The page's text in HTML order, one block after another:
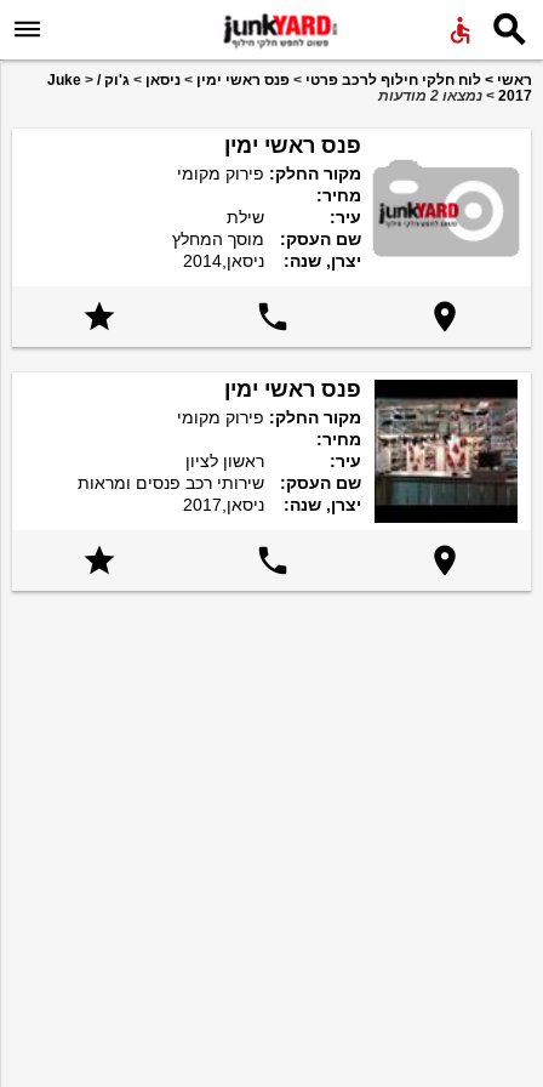
 
ראשי > לוח חלקי חילוף לרכב פרטי > פנס ראשי ימין > ניסאן > ג'וק / Juke >
2017
> נמצאו 2 מודעות
פנס ראשי ימין
מקור החלק: פירוק מקומי
מחיר:
עיר:
שילת
שם העסק:
מוסך המחלץ
יצרן, שנה:
ניסאן,2014



פנס ראשי ימין
מקור החלק: פירוק מקומי
מחיר:
עיר:
ראשון לציון
שם העסק:
שירותי רכב פנסים ומראות
יצרן, שנה:
ניסאן,2017


